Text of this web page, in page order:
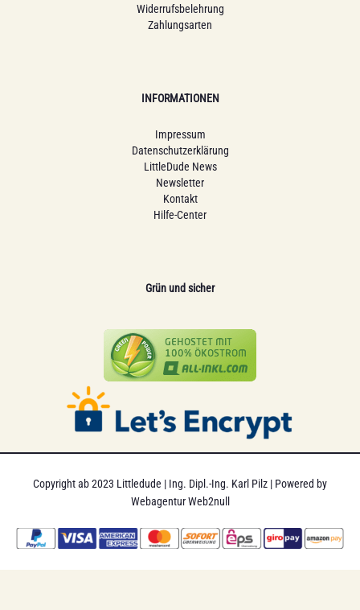
Widerrufsbelehrung
Zahlungsarten
INFORMATIONEN
Impressum
Datenschutzerklärung
LittleDude News
Newsletter
Kontakt
Hilfe-Center
Grün und sicher
Copyright ab 2023 Littledude | Ing. Dipl.-Ing. Karl Pilz | Powered by
Webagentur Web2null